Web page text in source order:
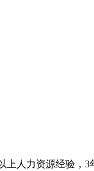
人力资源经验